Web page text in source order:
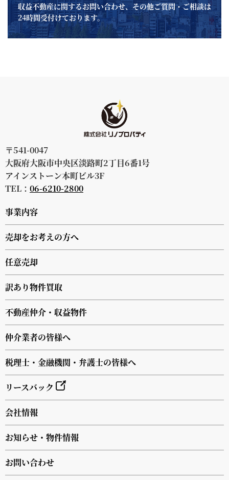
収益不動産に関するお問い合わせ、その他ご質問・ご相談は
24時間受付けております。
〒541-0047
大阪府大阪市中央区淡路町2丁目6番1号
アインストーン本町ビル3F
TEL： 06-6210-2800
事業内容
売却をお考えの方へ
任意売却
訳あり物件買取
不動産仲介・収益物件
仲介業者の皆様へ
税理士・金融機関・弁護士の皆様へ
リースバック
会社情報
お知らせ・物件情報
お問い合わせ